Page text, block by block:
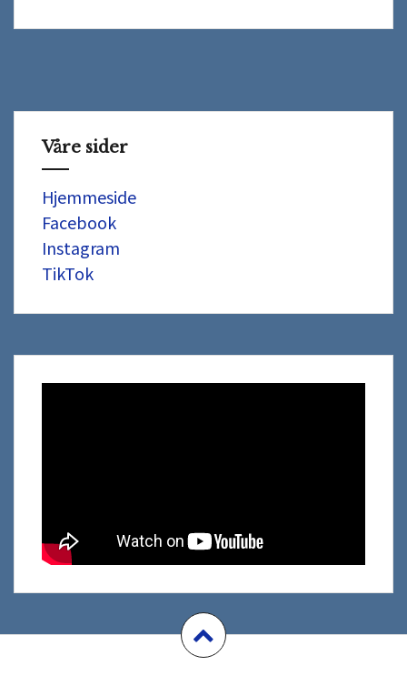
Våre sider
Hjemmeside
Facebook
Instagram
TikTok